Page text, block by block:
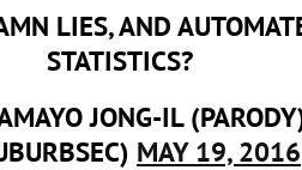
LIES, AND
STATISTICS?
JONG-IL
MAY 19, 2016